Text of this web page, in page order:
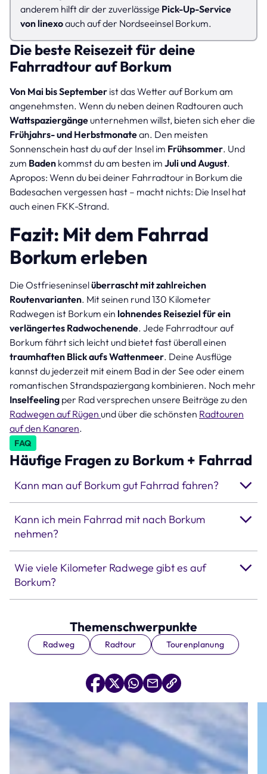
anderem hilft dir der zuverlässige Pick-Up-Service
von linexoauch auf der Nordseeinsel Borkum.
Die beste Reisezeit für deine
Fahrradtour auf Borkum
Von Mai bis September ist das Wetter auf Borkum am
angenehmsten. Wenn du neben deinen Radtouren auch
Wattspaziergänge unternehmen willst, bieten sich eher die
Frühjahrs- und Herbstmonatean. Den meisten
Sonnenschein hast du auf der Insel im Frühsommer. Und
zum Baden kommst du am besten im Juli und August.
Apropos: Wenn du bei deiner Fahrradtour in Borkum die
Badesachen vergessen hast – macht nichts: Die Insel hat
auch einen FKK-Strand.
Fazit: Mit dem Fahrrad
Borkum erleben
Die Ostfrieseninselüberrascht mit zahlreichen
Routenvarianten. Mit seinen rund 130 Kilometer
Radwegen ist Borkum ein lohnendes Reiseziel für ein
verlängertes Radwochenende. Jede Fahrradtour auf
Borkum fährt sich leicht und bietet fast überall einen
traumhaften Blick aufs Wattenmeer. Deine Ausflüge
kannst du jederzeit mit einem Bad in der See oder einem
romantischen Strandspaziergang kombinieren. Noch mehr
Inselfeeling per Rad versprechen unsere Beiträge zu den
Radwegen auf Rügen und über die schönsten Radtouren
auf den Kanaren.
FAQ
Häufige Fragen zu Borkum + Fahrrad
Kann man auf Borkum gut Fahrrad fahren?
Kann ich mein Fahrrad mit nach Borkum
nehmen?
Wie viele Kilometer Radwege gibt es auf
Borkum?
Themenschwerpunkte
Radweg Radtour Tourenplanung